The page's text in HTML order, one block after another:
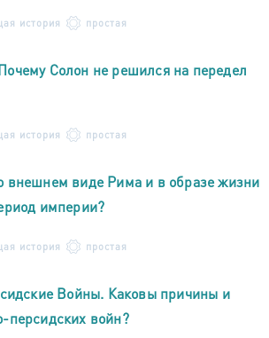
история простая
Солон не решился на передел
история простая
внешнем виде Рима и в образе жизни
империи?
история простая
Войны. Каковы причины и
персидских войн?